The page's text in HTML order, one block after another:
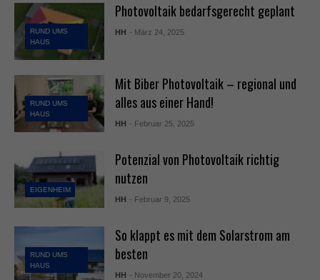
RUND UMS
HAUS
Photovoltaik bedarfsgerecht geplant
HH - März 24, 2025
RUND UMS
HAUS
Mit Biber Photovoltaik – regional und
alles aus einer Hand!
HH - Februar 25, 2025
EIGENHEIM
Potenzial von Photovoltaik richtig
nutzen
HH - Februar 9, 2025
RUND UMS
HAUS
So klappt es mit dem Solarstrom am
besten
HH - November 20, 2024